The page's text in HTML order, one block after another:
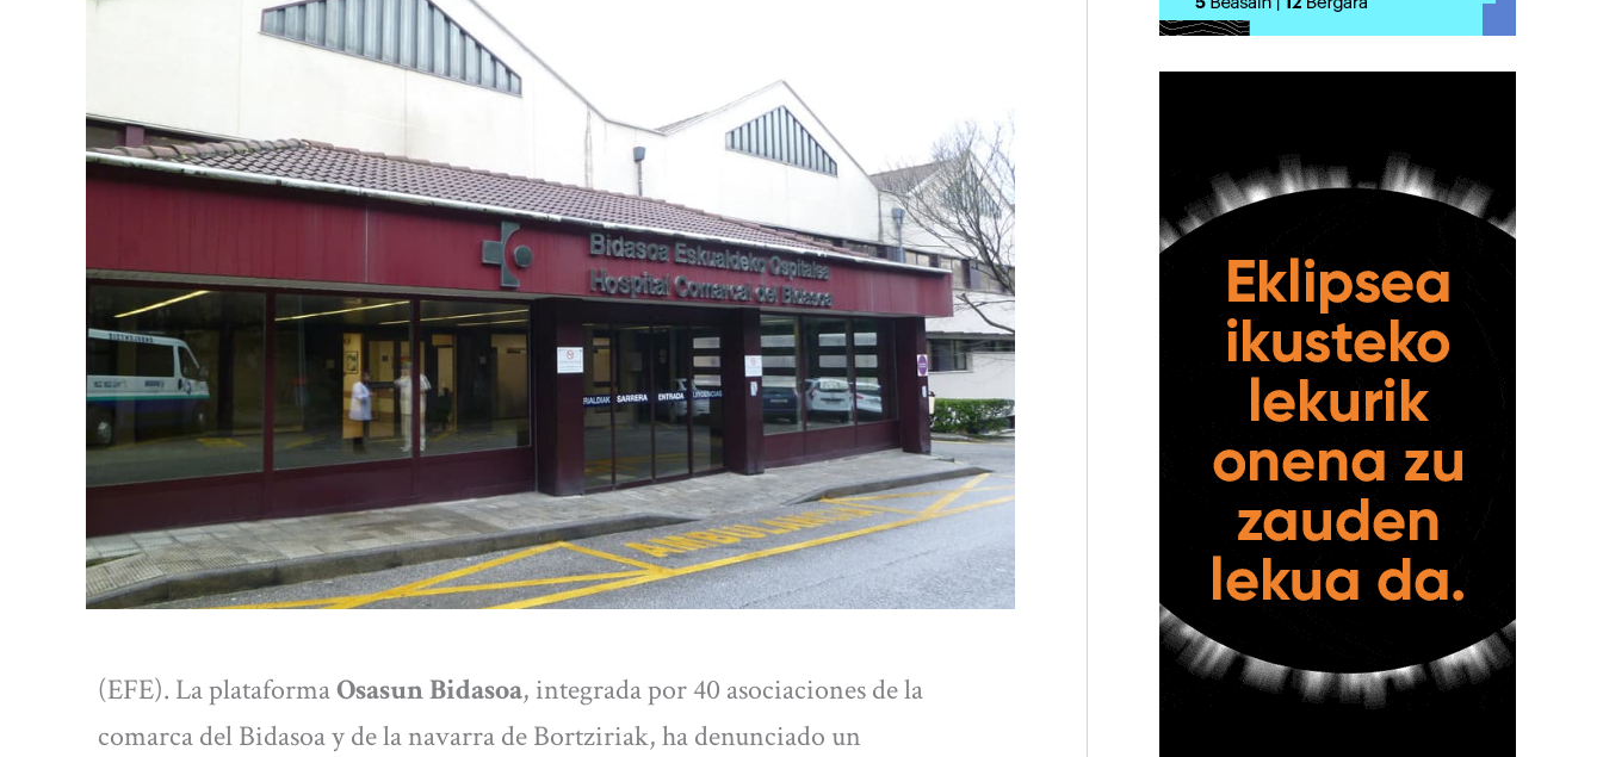
(EFE). La plataformaOsasun Bidasoa, integrada por 40 asociaciones de la
comarca del Bidasoa y de la navarra de Bortziriak, ha denunciado un